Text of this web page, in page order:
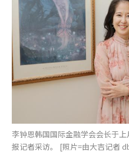
李钟恩韩国国际金融学会会长于
报记者采访。 [照片=由大吉记者